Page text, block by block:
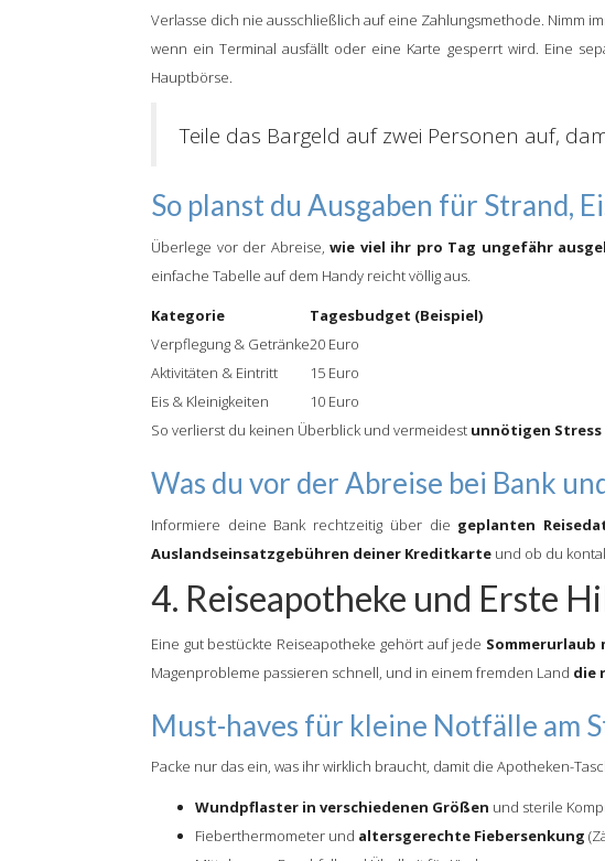
Verlasse dich nie ausschließlich auf eine Zahlungsmethode. Nimm
wenn ein Terminal ausfällt oder eine Karte gesperrt wird. Eine
Hauptbörse.
Teile das Bargeld auf zwei Personen auf,
So planst du Ausgaben für Strand,
Überlege vor der Abreise,wie viel ihr pro Tag ungefähr
einfache Tabelle auf dem Handy reicht völlig aus.
Kategorie
Tagesbudget (Beispiel)
Verpflegung & Getränke20 Euro
Aktivitäten & Eintritt
15 Euro
Eis & Kleinigkeiten
10 Euro
So verlierst du keinen Überblick und vermeidest unnötigen
Was du vor der Abreise bei Bank
Informiere deine Bank rechtzeitig über die geplanten
Auslandseinsatzgebühren deiner Kreditkarte und ob du
4. Reiseapotheke und Erste
Eine gut bestückte Reiseapotheke gehört auf jede Sommerurlaub
Magenprobleme passieren schnell, und in einem fremden Land die
Must-haves für kleine Notfälle am
Packe nur das ein, was ihr wirklich braucht, damit die Apotheken-
Wundpflaster in verschiedenen Größen und sterile
Fieberthermometer und altersgerechte Fiebersenkung